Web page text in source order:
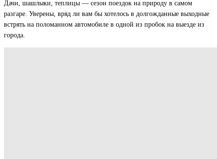
Дачи, шашлыки, теплицы — сезон поездок на природу в самом
разгаре. Уверены, вряд ли вам бы хотелось в долгожданные выходные
встрять на поломанном автомобиле в одной из пробок на выезде из
города.